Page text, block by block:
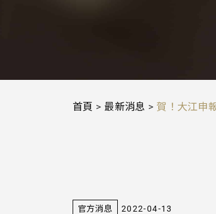
首頁 > 最新消息 >賀！大江申
官方消息 2022-04-13